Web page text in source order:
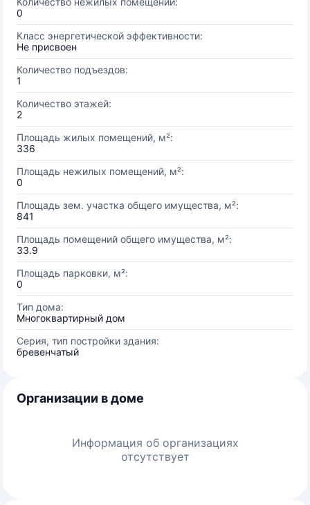
0
Класс энергетической эффективности:
Не присвоен
Количество подъездов:
1
Количество этажей:
2
Площадь жилых помещений, м²:
336
Площадь нежилых помещений, м²:
0
Площадь зем. участка общего имущества, м²:
841
Площадь помещений общего имущества, м²:
33.9
Площадь парковки, м²:
0
Тип дома:
Многоквартирный дом
Серия, тип постройки здания:
бревенчатый
Организации в доме
Информация об организациях
отсутствует